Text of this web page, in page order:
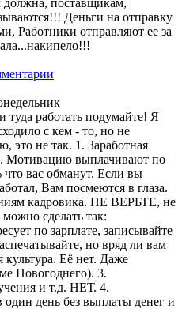
Деньги на отправку
Работники отправляют ее за
туда работать подумайте! Я
с кем - то, но не
это не так. 1. Заработная
Мотивацию выплачивают по
вас обманут. Если вы
Вам посмеются в глаза.
кадровика. НЕ ВЕРЬТЕ, не
сделать так:
по зарплате, записывайте
но вря́д ли вам
Её нет. Даже
Новогоднего). 3.
и т.д. НЕТ. 4.
день без выплаты денег и